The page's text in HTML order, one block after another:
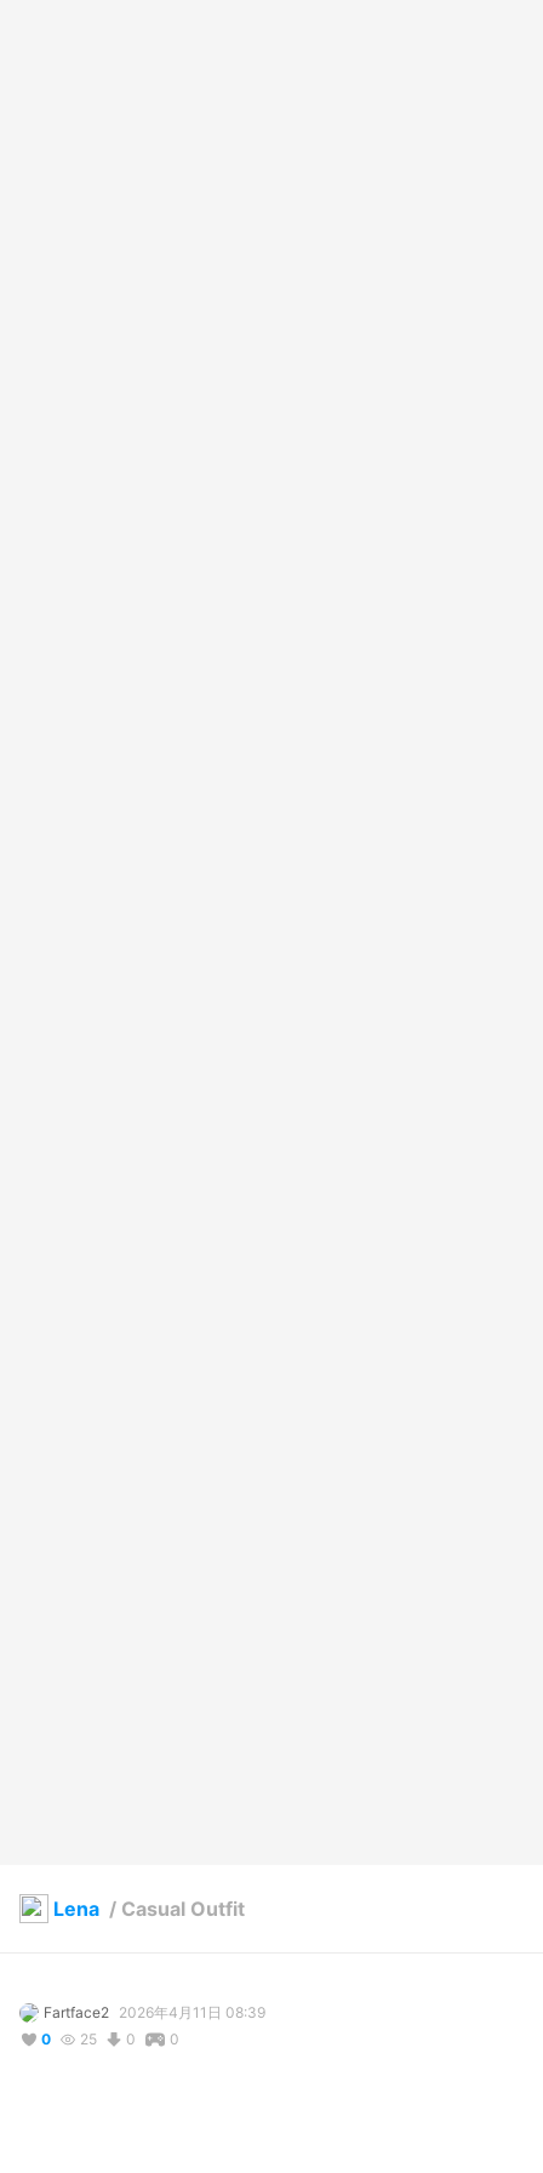
Lena / Casual Outfit
Fartface2 2026年4月11日 08:39
0
25 0 0